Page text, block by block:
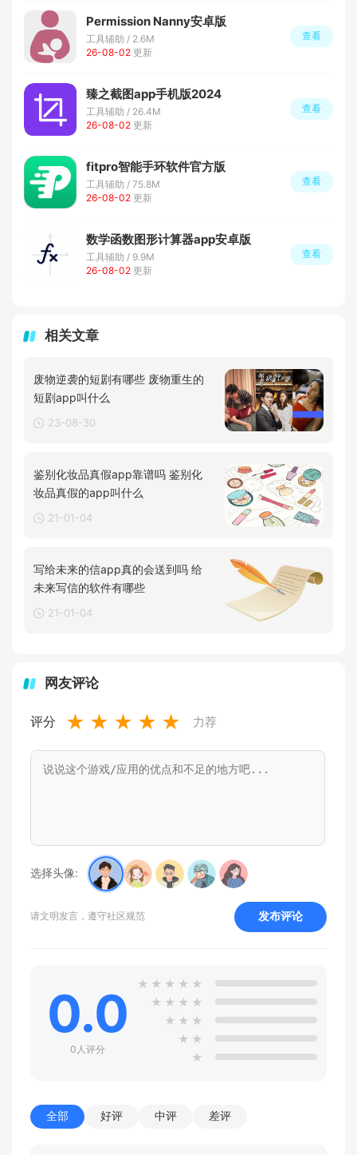
Permission Nanny安卓版
工具辅助 / 2.6M
26-08-02 更新
查看
臻之截图app手机版2024
工具辅助 / 26.4M
26-08-02 更新
查看
fitpro智能手环软件官方版
工具辅助 / 75.8M
26-08-02 更新
查看
数学函数图形计算器app安卓版
工具辅助 / 9.9M
26-08-02 更新
查看
相关文章
废物逆袭的短剧有哪些 废物重生的
短剧app叫什么
23-08-30
鉴别化妆品真假app靠谱吗 鉴别化
妆品真假的app叫什么
21-01-04
写给未来的信app真的会送到吗 给
未来写信的软件有哪些
21-01-04
网友评论
评分 ★ ★ ★ ★ ★ 力荐
选择头像:
请文明发言，遵守社区规范 发布评论
0.0
0人评分
★ ★ ★ ★ ★
★ ★ ★ ★
★ ★ ★
★ ★
★
全部 好评 中评 差评